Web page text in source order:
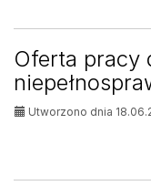
Oferta pracy
Utworzono dnia